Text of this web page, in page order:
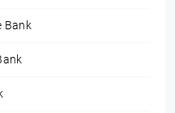
Bank